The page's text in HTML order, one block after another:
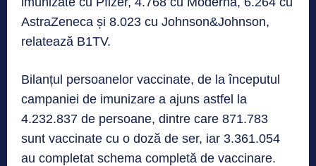
AstraZeneca și 8.023 cu Johnson&Johnson,
relatează B1TV.
Bilanțul persoanelor vaccinate, de la începutul
campaniei de imunizare a ajuns astfel la
4.232.837 de persoane, dintre care 871.783
sunt vaccinate cu o doză de ser, iar 3.361.054
au completat schema completă de vaccinare.